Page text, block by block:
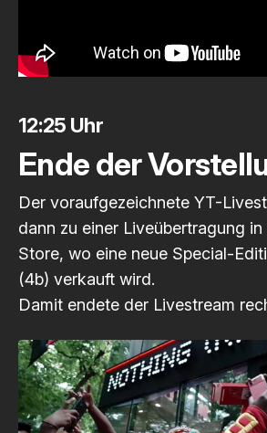
12:25 Uhr
Ende der
Der voraufgezeichnete YT-
dann zu einer Liveübertragung
Store, wo eine neue Special-
(4b) verkauft wird.
Damit endete der Livestream